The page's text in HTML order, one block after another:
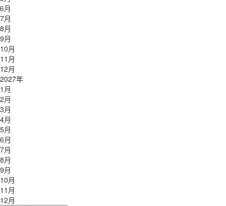
6月
7月
8月
9月
10月
11月
12月
2027年
1月
2月
3月
4月
5月
6月
7月
8月
9月
10月
11月
12月